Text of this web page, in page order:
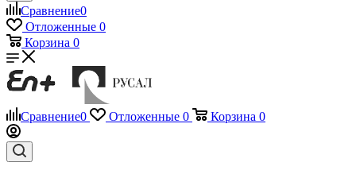
Сравнение0
Отложенные 0
Корзина 0
Сравнение0 Отложенные 0 Корзина 0